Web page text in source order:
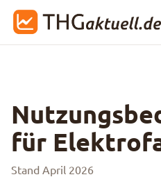
für
Stand April 2026